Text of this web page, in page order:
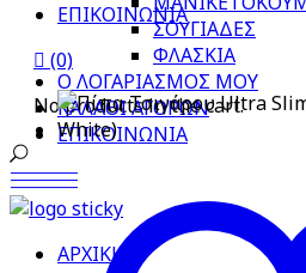
ΕΠΙΚΟΙΝΩΝΙΑ
(0)
No products in the cart.
ΑΡΧΙΚΗ
ΣΟΥΓΙΑΔΕΣ
ΦΛΑΣΚΙΑ
Ο ΛΟΓΑΡΙΑΣΜΟΣ ΜΟΥ
ΚΑΛΑΘΙ ΑΓΟΡΩΝ
ΕΠΙΚΟΙΝΩΝΙΑ